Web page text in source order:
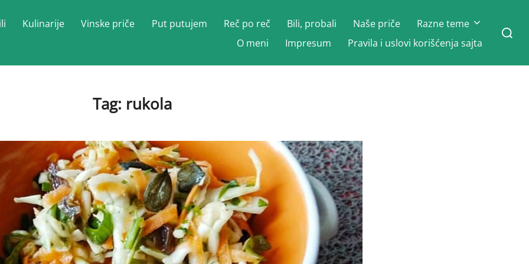
Kulinarije Vinske priče Put putujem Reč po reč Bili, probali Naše priče
Razne teme
O meni
Impresum Pravila i uslovi korišćenja sajta
Search
for:
Tag: rukola